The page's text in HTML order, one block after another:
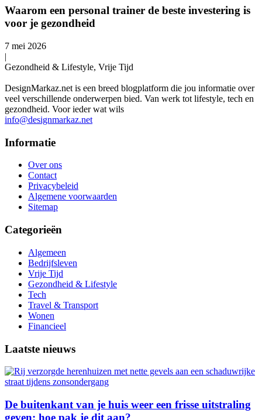
Waarom een personal trainer de beste investering is
voor je gezondheid
7 mei 2026
|
Gezondheid & Lifestyle, Vrije Tijd
DesignMarkaz.net is een breed blogplatform die jou informatie over
veel verschillende onderwerpen bied. Van werk tot lifestyle, tech en
gezondheid. Voor ieder wat wils
info@designmarkaz.net
Informatie
Over ons
Contact
Privacybeleid
Algemene voorwaarden
Sitemap
Categorieën
Algemeen
Bedrijfsleven
Vrije Tijd
Gezondheid & Lifestyle
Tech
Travel & Transport
Wonen
Financieel
Laatste nieuws
De buitenkant van je huis weer een frisse uitstraling
geven: hoe pak je dit aan?